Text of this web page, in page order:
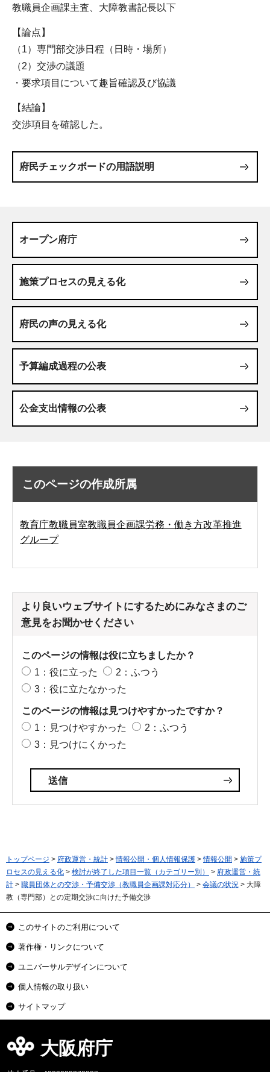
教職員企画課主査、大障教書記長以下
【論点】
（1）専門部交渉日程（日時・場所）
（2）交渉の議題
・要求項目について趣旨確認及び協議
【結論】
交渉項目を確認した。
府民チェックボードの用語説明
オープン府庁
施策プロセスの見える化
府民の声の見える化
予算編成過程の公表
公金支出情報の公表
このページの作成所属
教育庁教職員室教職員企画課労務・働き方改革推進
グループ
より良いウェブサイトにするためにみなさまのご
意見をお聞かせください
このページの情報は役に立ちましたか？
1：役に立った
2：ふつう
3：役に立たなかった
このページの情報は見つけやすかったですか？
1：見つけやすかった
2：ふつう
3：見つけにくかった
トップページ > 府政運営・統計 >情報公開・個人情報保護 >情報公開 > 施策プ
ロセスの見える化 > 検討が終了した項目一覧（カテゴリー別） > 府政運営・統
計 > 職員団体との交渉・予備交渉（教職員企画課対応分） > 会議の状況 > 大障
教（専門部）との定期交渉に向けた予備交渉
このサイトのご利用について
著作権・リンクについて
ユニバーサルデザインについて
個人情報の取り扱い
サイトマップ
大阪府庁